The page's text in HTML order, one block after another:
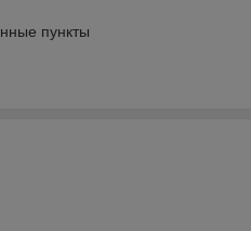
пункты